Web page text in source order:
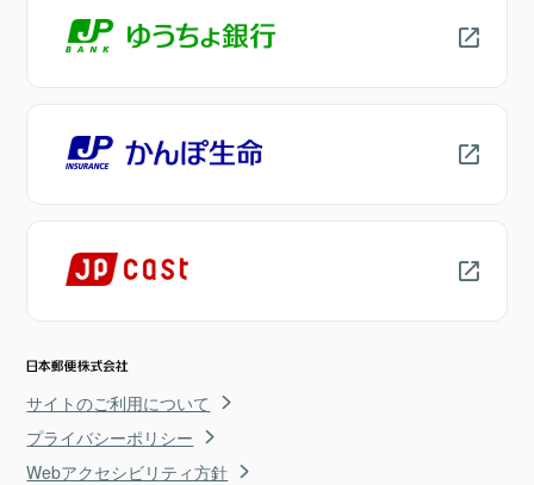
サイトのご利用について
プライバシーポリシー
Webアクセシビリティ方針